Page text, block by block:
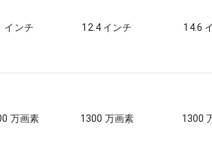
インチ 12.4 インチ 14.6
万画素 1300 万画素 1300